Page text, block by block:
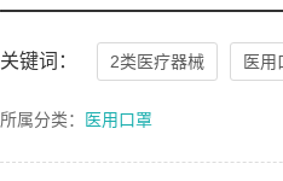
关键词： 2类医疗器械 医用
所属分类： 医用口罩